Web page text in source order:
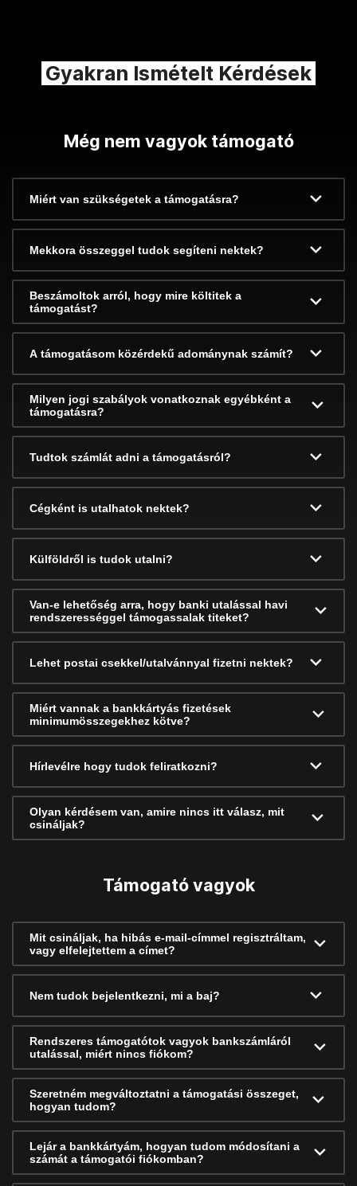
Gyakran Ismételt Kérdések
Még nem vagyok támogató
Miért van szükségetek a támogatásra?
Mekkora összeggel tudok segíteni nektek?
Beszámoltok arról, hogy mire költitek a
támogatást?
A támogatásom közérdekű adománynak számít?
Milyen jogi szabályok vonatkoznak egyébként a
támogatásra?
Tudtok számlát adni a támogatásról?
Cégként is utalhatok nektek?
Külföldről is tudok utalni?
Van-e lehetőség arra, hogy banki utalással havi
rendszerességgel támogassalak titeket?
Lehet postai csekkel/utalvánnyal fizetni nektek?
Miért vannak a bankkártyás fizetések
minimumösszegekhez kötve?
Hírlevélre hogy tudok feliratkozni?
Olyan kérdésem van, amire nincs itt válasz, mit
csináljak?
Támogató vagyok
Mit csináljak, ha hibás e-mail-címmel regisztráltam,
vagy elfelejtettem a címet?
Nem tudok bejelentkezni, mi a baj?
Rendszeres támogatótok vagyok bankszámláról
utalással, miért nincs fiókom?
Szeretném megváltoztatni a támogatási összeget,
hogyan tudom?
Lejár a bankkártyám, hogyan tudom módosítani a
számát a támogatói fiókomban?